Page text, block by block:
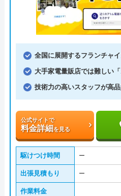
全国に展開するフランチャ
大手家電量販店では難しい
技術力の高いスタッフが高
公式サイトで
料金詳細を見る
駆けつけ時間 ー
出張見積もり ー
作業料金